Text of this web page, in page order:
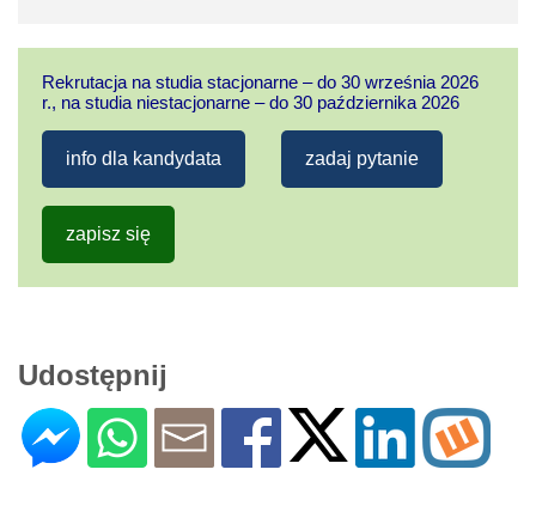
Rekrutacja na studia stacjonarne – do 30 września 2026
r., na studia niestacjonarne – do 30 października 2026
info dla kandydata zadaj pytanie
zapisz się
Udostępnij